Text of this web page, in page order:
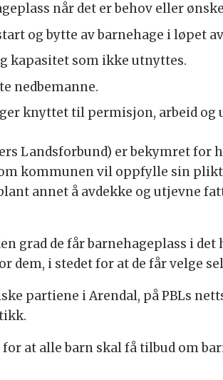
når det er behov eller
og bytte av barnehage i løpet
kapasitet som ikke utnyttes.
nedbemanne.
knyttet til permisjon, arbeid og
Landsforbund) er bekymret
kommunen vil oppfylle sin
annet å avdekke og utjevne
grad de får barnehageplass i
dem, i stedet for at de får velge
partiene i Arendal, på PBLs
at alle barn skal få tilbud om